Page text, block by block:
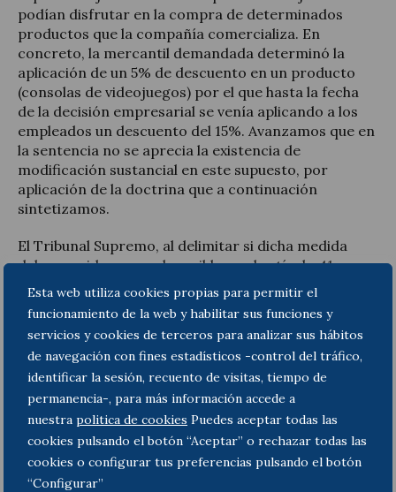
Esta web utiliza cookies propias para permitir el
funcionamiento de la web y habilitar sus funciones y
servicios y cookies de terceros para analizar sus hábitos
de navegación con fines estadísticos -control del tráfico,
identificar la sesión, recuento de visitas, tiempo de
permanencia-, para más información accede a
nuestra politica de cookies Puedes aceptar todas las
cookies pulsando el botón “Aceptar” o rechazar todas las
cookies o configurar tus preferencias pulsando el botón
“Configurar”
podían disfrutar en la compra de determinados
productos que la compañía comercializa. En
concreto, la mercantil demandada determinó la
aplicación de un 5% de descuento en un producto
(consolas de videojuegos) por el que hasta la fecha
de la decisión empresarial se venía aplicando a los
empleados un descuento del 15%. Avanzamos que en
la sentencia no se aprecia la existencia de
modificación sustancial en este supuesto, por
aplicación de la doctrina que a continuación
sintetizamos.
El Tribunal Supremo, al delimitar si dicha medida
debe considerarse subsumible en el artículo 41,
establece los parámetros por los que legalmente
debe definirse la figura de la modificación sustancial
de las condiciones de trabajo. En este sentido,
establece que el cambio que aplique la empleadora
debe comportar que las nuevas condiciones sean“de
tal naturaleza que alteren y transformen los aspectos
fundamentales de la relación laboral, entre ellas, las
previstas en la lista “ad exemplum” del art. 41.2 pasando
a ser otras distintas, de un modo notorio, mientras que
cuando se trata de simples modificaciones accidentales,
éstas no tienen dicha condición siendo manifestaciones